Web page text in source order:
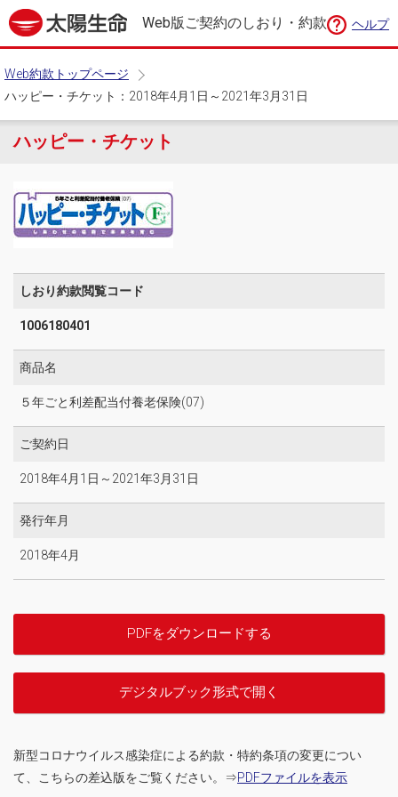
Web版ご契約のしおり・約款 ヘルプ
Web約款トップページ
ハッピー・チケット：2018年4月1日～2021年3月31日
ハッピー・チケット
しおり約款閲覧コード
1006180401
商品名
５年ごと利差配当付養老保険(07)
ご契約日
2018年4月1日～2021年3月31日
発行年月
2018年4月
PDFをダウンロードする
デジタルブック形式で開く
新型コロナウイルス感染症による約款・特約条項の変更につい
て、こちらの差込版をご覧ください。⇒PDFファイルを表示